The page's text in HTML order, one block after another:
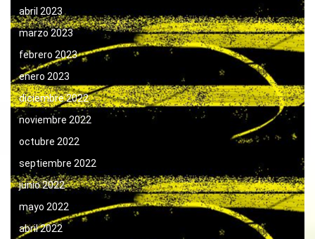
abril 2023
marzo 2023
febrero 2023
enero 2023
diciembre 2022
noviembre 2022
octubre 2022
septiembre 2022
junio 2022
mayo 2022
abril 2022